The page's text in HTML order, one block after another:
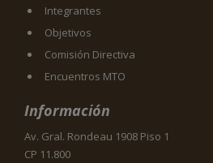
Integrantes
Objetivos
Comisión Directiva
Encuentros MTO
Información
Av. Gral. Rondeau 1908 Piso 1
CP 11.800